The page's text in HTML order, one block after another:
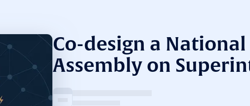
Co-design a National
Assembly on